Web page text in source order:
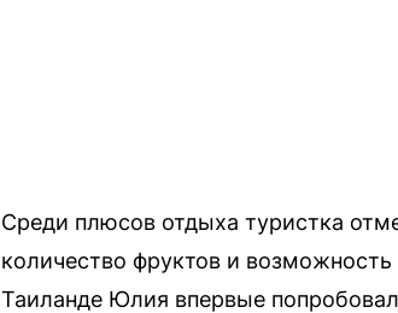
Среди плюсов отдыха туристка
количество фруктов и
Таиланде Юлия впервые